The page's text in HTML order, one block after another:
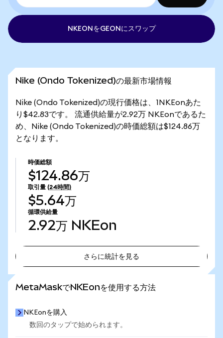
NKEONをGEONにスワップ
Nike (Ondo Tokenized)の最新市場情報
Nike (Ondo Tokenized)の現行価格は、1NKEonあた
り$42.83です。 流通供給量が2.92万 NKEonであるた
め、Nike (Ondo Tokenized)の時価総額は$124.86万
となります。
時価総額
$124.86万
取引量 (24時間)
$5.64万
循環供給量
2.92万 NKEon
さらに統計を見る
MetaMaskでNKEonを使用する方法
NKEonを購入
数回のタップで始められます。